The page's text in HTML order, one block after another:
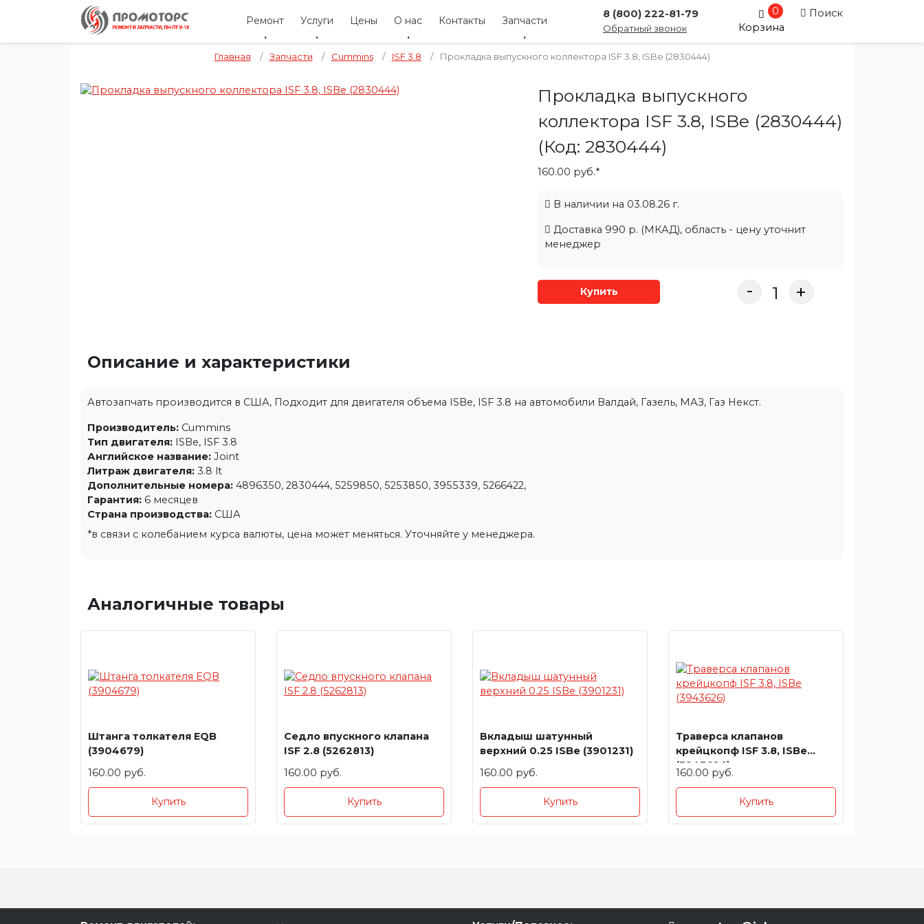
Ремонт Услуги Цены О нас Контакты Запчасти
8 (800) 222-81-79
Обратный звонок
0
Корзина
Поиск
Главная / Запчасти / Cummins / ISF 3.8 / Прокладка выпускного коллектора ISF 3.8, ISBe (2830444)
Прокладка выпускного
коллектора ISF 3.8, ISBe (2830444)
(Код: 2830444)
160.00 руб.*
В наличии на 03.08.26 г.
Доставка 990 р. (МКАД), область - цену уточнит
менеджер
Купить - +
Описание и характеристики
Автозапчать производится в США, Подходит для двигателя объема ISBe, ISF 3.8 на автомобили Валдай, Газель, МАЗ, Газ Некст.
Производитель: Cummins
Тип двигателя: ISBe, ISF 3.8
Английское название: Joint
Литраж двигателя: 3.8 lt
Дополнительные номера: 4896350, 2830444, 5259850, 5253850, 3955339, 5266422,
Гарантия: 6 месяцев
Страна производства: США
*в связи с колебанием курса валюты, цена может меняться. Уточняйте у менеджера.
Аналогичные товары
Штанга толкателя EQB
(3904679)
160.00 руб.
Купить
Седло впускного клапана
ISF 2.8 (5262813)
160.00 руб.
Купить
Вкладыш шатунный
верхний 0.25 ISBe (3901231)
160.00 руб.
Купить
Траверса клапанов
крейцкопф ISF 3.8, ISBe
(3943626)
160.00 руб.
Купить